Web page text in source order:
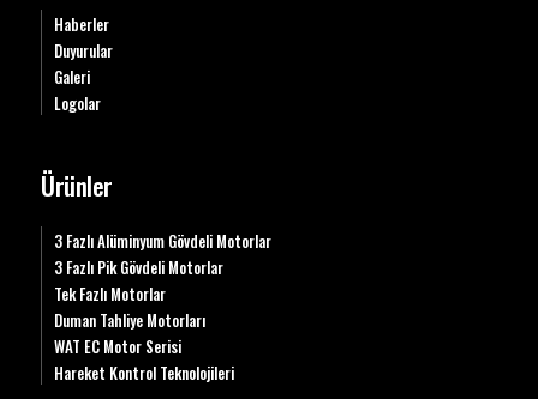
Haberler
Duyurular
Galeri
Logolar
Ürünler
3 Fazlı Alüminyum Gövdeli Motorlar
3 Fazlı Pik Gövdeli Motorlar
Tek Fazlı Motorlar
Duman Tahliye Motorları
WAT EC Motor Serisi
Hareket Kontrol Teknolojileri